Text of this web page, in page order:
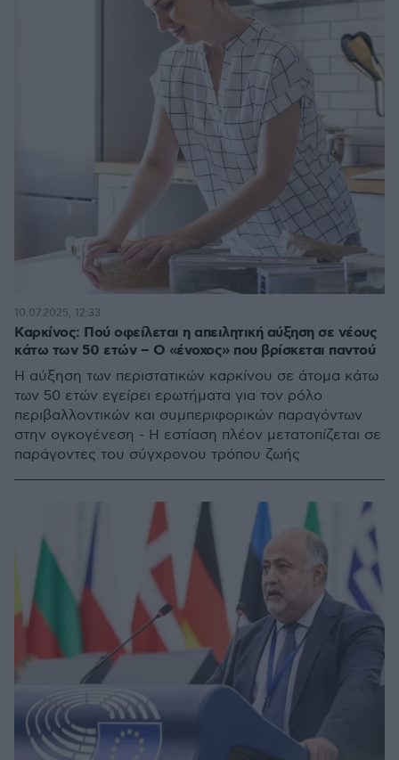
Καρκίνος: Πού οφείλεται η απειλητική αύξηση σε νέους
κάτω των 50 ετών – Ο «ένοχος» που βρίσκεται παντού
Η αύξηση των περιστατικών καρκίνου σε άτομα κάτω
των 50 ετών εγείρει ερωτήματα για τον ρόλο
περιβαλλοντικών και συμπεριφορικών παραγόντων
στην ογκογένεση - Η εστίαση πλέον μετατοπίζεται σε
παράγοντες του σύγχρονου τρόπου ζωής
10.07.2025, 12:33